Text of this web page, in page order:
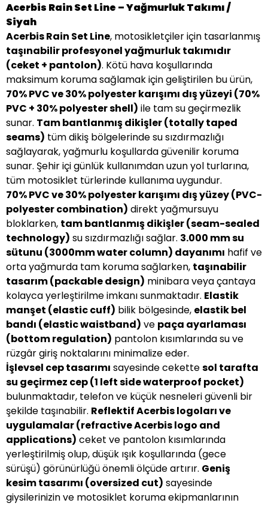
Acerbis Rain Set Line – Yağmurluk Takımı /
Siyah
Acerbis Rain Set Line, motosikletçiler için tasarlanmış
taşınabilir profesyonel yağmurluk takımıdır
(ceket + pantolon). Kötü hava koşullarında
maksimum koruma sağlamak için geliştirilen bu ürün,
70% PVC ve 30% polyester karışımı dış yüzeyi (70%
PVC + 30% polyester shell) ile tam su geçirmezlik
sunar. Tam bantlanmış dikişler (totally taped
seams) tüm dikiş bölgelerinde su sızdırmazlığı
sağlayarak, yağmurlu koşullarda güvenilir koruma
sunar. Şehir içi günlük kullanımdan uzun yol turlarına,
tüm motosiklet türlerinde kullanıma uygundur.
70% PVC ve 30% polyester karışımı dış yüzey (PVC-
polyester combination) direkt yağmursuyu
bloklarken, tam bantlanmış dikişler (seam-sealed
technology) su sızdırmazlığı sağlar. 3.000 mm su
sütunu (3000mm water column) dayanımı hafif ve
orta yağmurda tam koruma sağlarken, taşınabilir
tasarım (packable design) minibara veya çantaya
kolayca yerleştirilme imkanı sunmaktadır. Elastik
manşet (elastic cuff) bilik bölgesinde, elastik bel
bandı (elastic waistband) ve paça ayarlaması
(bottom regulation) pantolon kısımlarında su ve
rüzgâr giriş noktalarını minimalize eder.
İşlevsel cep tasarımı sayesinde cekettesol tarafta
su geçirmez cep (1 left side waterproof pocket)
bulunmaktadır, telefon ve küçük nesneleri güvenli bir
şekilde taşınabilir. Reflektif Acerbis logoları ve
uygulamalar (refractive Acerbis logo and
applications) ceket ve pantolon kısımlarında
yerleştirilmiş olup, düşük ışık koşullarında (gece
sürüşü) görünürlüğü önemli ölçüde artırır. Geniş
kesim tasarımı (oversized cut) sayesinde
giysilerinizin ve motosiklet koruma ekipmanlarının